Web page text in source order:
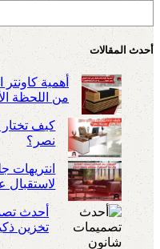
أحدث المقالات
أهمية
من اللحظة
كيف
نصر؟
انتريهات
أحدث
تخزين